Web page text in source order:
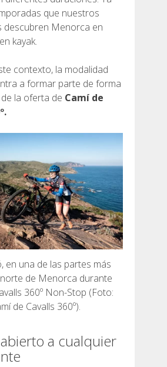
que nuestros
descubren Menorca en
kayak.
contexto, la modalidad
a formar parte de forma
la oferta de Camí de
en una de las partes más
de Menorca durante
360º Non-Stop (Foto:
de Cavalls 360º).
a cualquier